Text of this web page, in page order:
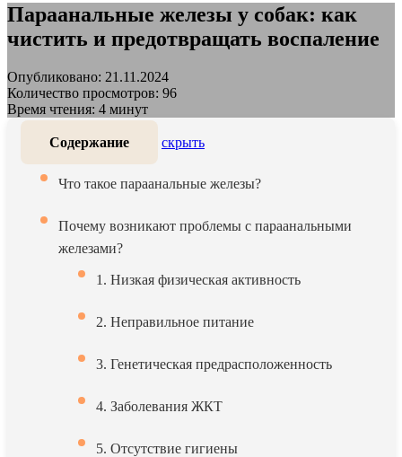
Параанальные железы у собак: как
чистить и предотвращать воспаление
Опубликовано: 21.11.2024
Количество просмотров: 96
Время чтения: 4 минут
Содержание скрыть
Что такое параанальные железы?
Почему возникают проблемы с параанальными
железами?
1. Низкая физическая активность
2. Неправильное питание
3. Генетическая предрасположенность
4. Заболевания ЖКТ
5. Отсутствие гигиены